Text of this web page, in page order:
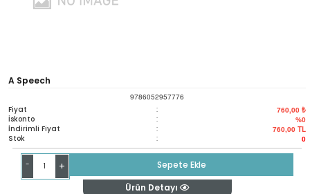
A Speech
9786052957776
Fiyat : 760,00 ₺
İskonto : %0
İndirimli Fiyat : 760,00 TL
Stok : 0
- +
Sepete Ekle
Ürün Detayı